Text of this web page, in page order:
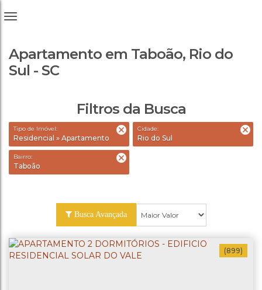
Apartamento em Taboão, Rio do
Sul - SC
Filtros da Busca
Tipo de Imóvel:
Residencial » Apartamento
Cidade:
Rio do Sul
Bairro:
Taboão
Busca Avançada
(899)